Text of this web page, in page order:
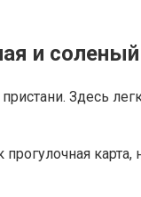
и
Здесь